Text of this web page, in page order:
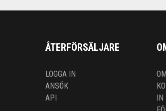
ÅTERFÖRSÄLJARE
LOGGA IN
ANSÖK
API